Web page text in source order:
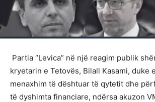
Partia “Levicа” në një reagim publik
kryetarin e Tetovës, Bilall Kasami, duke
menaxhim të dështuar të qytetit dhe
të dyshimta financiare, ndërsa akuzon